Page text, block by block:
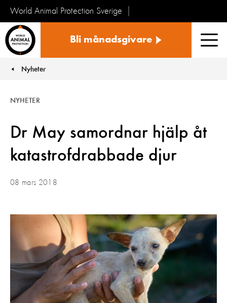
World Animal Protection Sverige
Bli månadsgivare
You are here:
Nyheter
Dr May samordnar hjälp åt
katastrofdrabbade djur
NYHETER
08 mars 2018